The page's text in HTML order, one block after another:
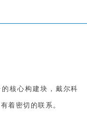
核心构建块，戴尔科
着密切的联系。